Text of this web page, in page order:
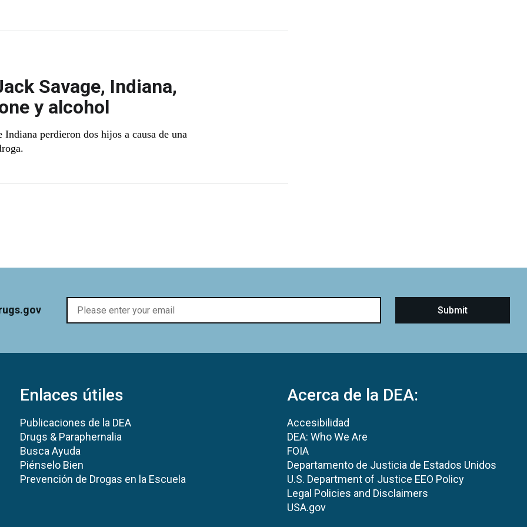
Savage, Indiana,
y alcohol
Indiana perdieron dos hijos a causa de una
page
Enlaces útiles
Publicaciones de la DEA
Drugs & Paraphernalia
Busca Ayuda
Piénselo Bien
Prevención de Drogas en la Escuela
Acerca de la DEA:
Accesibilidad
DEA: Who We Are
FOIA
Departamento de Justicia de Estados Unidos
U.S. Department of Justice EEO Policy
Legal Policies and Disclaimers
USA.gov